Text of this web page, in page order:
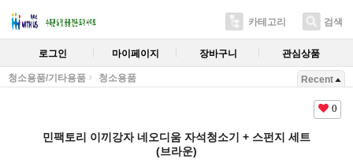
카테고리 검색
로그인 마이페이지 장바구니 관심상품
청소용품/기타용품 청소용품 Recent
0
민팩토리 이끼강자 네오디움 자석청소기 + 스펀지 세트
(브라운)